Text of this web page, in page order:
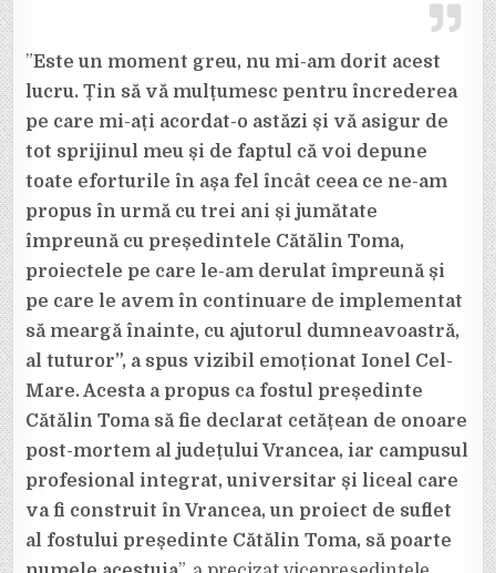
”Este un moment greu, nu mi-am dorit acest
lucru. Țin să vă mulțumesc pentru încrederea
pe care mi-ați acordat-o astăzi și vă asigur de
tot sprijinul meu și de faptul că voi depune
toate eforturile în așa fel încât ceea ce ne-am
propus în urmă cu trei ani și jumătate
împreună cu președintele Cătălin Toma,
proiectele pe care le-am derulat împreună și
pe care le avem în continuare de implementat
să meargă înainte, cu ajutorul dumneavoastră,
al tuturor”, a spus vizibil emoționat Ionel Cel-
Mare. Acesta a propus ca fostul președinte
Cătălin Toma să fie declarat cetățean de onoare
post-mortem al județului Vrancea, iar campusul
profesional integrat, universitar și liceal care
va fi construit în Vrancea, un proiect de suflet
al fostului președinte Cătălin Toma, să poarte